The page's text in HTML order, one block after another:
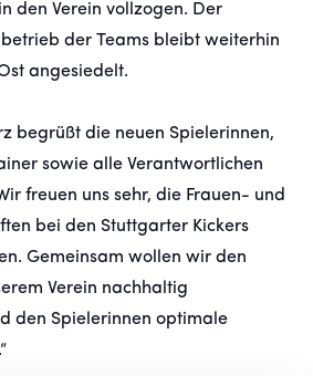
den Verein vollzogen. Der
der Teams bleibt weiterhin
angesiedelt.
begrüßt die neuen Spielerinnen,
sowie alle Verantwortlichen
freuen uns sehr, die Frauen- und
bei den Stuttgarter Kickers
Gemeinsam wollen wir den
Verein nachhaltig
den Spielerinnen optimale